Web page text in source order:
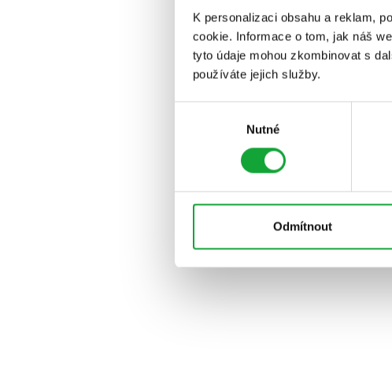
K personalizaci obsahu a reklam,
cookie. Informace o tom, jak náš
tyto údaje mohou zkombinovat s
používáte jejich služby.
Nutné
Odmítnout